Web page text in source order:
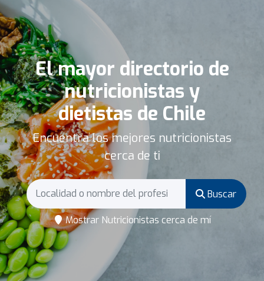
El mayor directorio de
nutricionistas y
dietistas de Chile
Encuentra los mejores nutricionistas
cerca de ti
Buscar
Mostrar Nutricionistas cerca de mí